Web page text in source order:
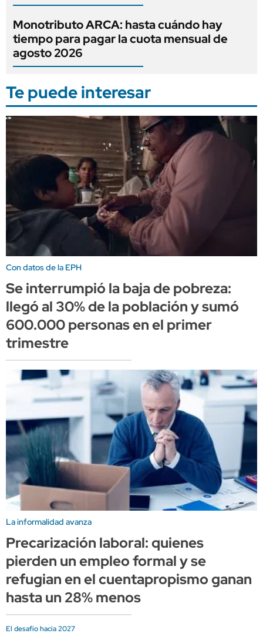
Monotributo ARCA: hasta cuándo hay
tiempo para pagar la cuota mensual de
agosto 2026
Te puede interesar
Con datos de la EPH
Se interrumpió la baja de pobreza:
llegó al 30% de la población y sumó
600.000 personas en el primer
trimestre
La informalidad avanza
Precarización laboral: quienes
pierden un empleo formal y se
refugian en el cuentapropismo ganan
hasta un 28% menos
El desafío hacia 2027